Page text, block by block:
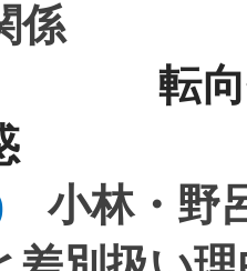
係
転
小林・野